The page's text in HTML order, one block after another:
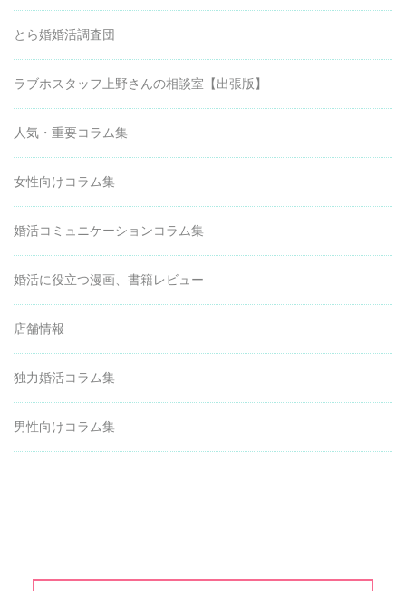
とら婚婚活調査団
ラブホスタッフ上野さんの相談室【出張版】
人気・重要コラム集
女性向けコラム集
婚活コミュニケーションコラム集
婚活に役立つ漫画、書籍レビュー
店舗情報
独力婚活コラム集
男性向けコラム集